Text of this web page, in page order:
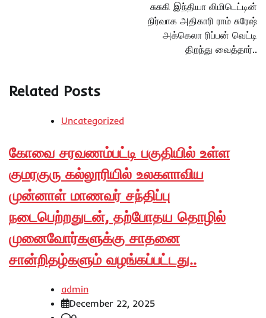
சுசுகி இந்தியா லிமிடெட்டின்
நிர்வாக அதிகாரி ராம் சுரேஷ்
அக்கெலா ரிப்பன் வெட்டி
திறந்து வைத்தார்..
Related Posts
Uncategorized
கோவை சரவணம்பட்டி பகுதியில் உள்ள
குமரகுரு கல்லூரியில் உலகளாவிய
முன்னாள் மாணவர் சந்திப்பு
நடைபெற்றதுடன், தற்போதய தொழில்
முனைவோர்களுக்கு சாதனை
சான்றிதழ்களும் வழங்கப்பட்டது..
admin
December 22, 2025